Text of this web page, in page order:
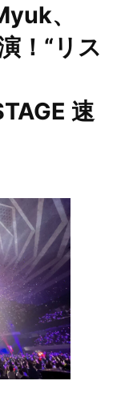
、
！“リス
速